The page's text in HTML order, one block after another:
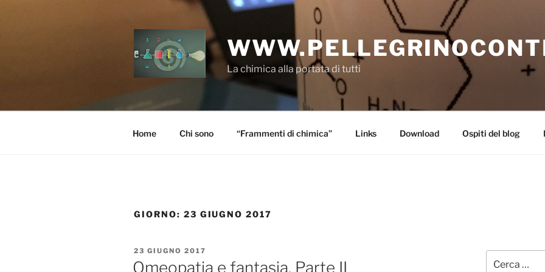
La chimica alla portata di tutti
Home Chi sono “Frammenti di chimica” Links Download Ospiti del blog
GIORNO: 23 GIUGNO 2017
PUBBLICATO
IL
23 GIUGNO 2017
Omeopatia e fantasia. Parte II